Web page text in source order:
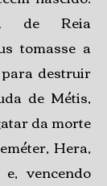
de Reia
tomasse a
destruir
de Métis,
da morte
Hera,
vencendo